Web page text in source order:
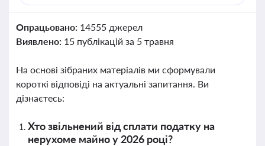
Опрацьовано: 14555 джерел
Виявлено: 15 публікацій за 5 травня
На основі зібраних матеріалів ми сформували
короткі відповіді на актуальні запитання. Ви
дізнаєтесь:
Хто звільнений від сплати податку на
нерухоме майно у 2026 році?